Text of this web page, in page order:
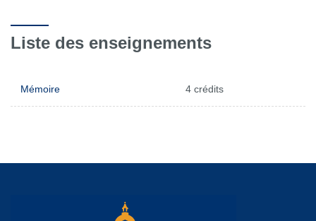
Liste des enseignements
Mémoire 4 crédits